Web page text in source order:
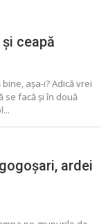
ceapă
așa-i? Adică vrei
se facă și în două
SALATA
ardei